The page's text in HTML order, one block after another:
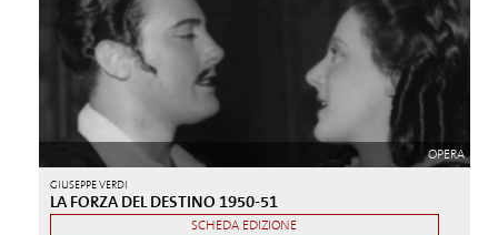
OPERA
GIUSEPPE VERDI
LA FORZA DEL DESTINO 1950-51
SCHEDA EDIZIONE